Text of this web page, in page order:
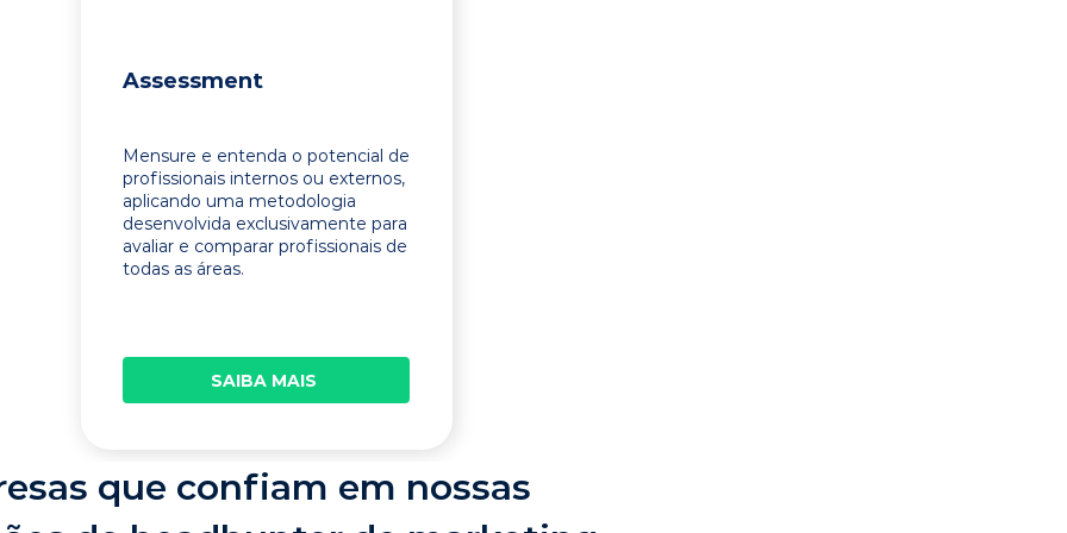
Assessment
Mensure e entenda o potencial de
profissionais internos ou externos,
aplicando uma metodologia
desenvolvida exclusivamente para
avaliar e comparar profissionais de
todas as áreas.
SAIBA MAIS
que confiam em nossas